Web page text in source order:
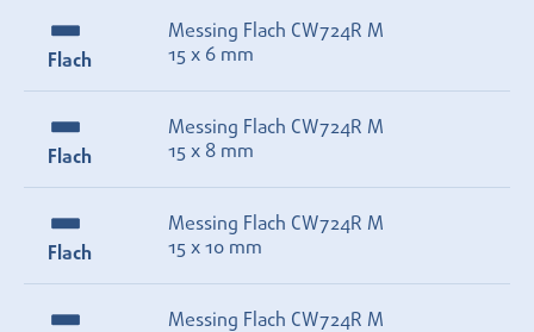
Flach
Messing Flach CW724R M
15 x 6 mm
Flach
Messing Flach CW724R M
15 x 8 mm
Flach
Messing Flach CW724R M
15 x 10 mm
Messing Flach CW724R M